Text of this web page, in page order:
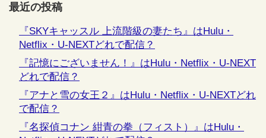
最近の投稿
『SKYキャッスル 上流階級の妻たち』はHulu・
Netflix・U-NEXTどれで配信？
『記憶にございません！』はHulu・Netflix・U-NEXT
どれで配信？
『アナと雪の女王２』はHulu・Netflix・U-NEXTどれ
で配信？
『名探偵コナン 紺青の拳（フィスト）』はHulu・